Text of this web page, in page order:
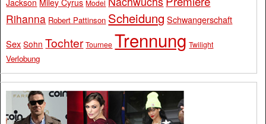
Jackson Miley Cyrus Model
Rihanna Robert Pattinson Scheidung Schwangerschaft
Sex Sohn Tochter Tournee Trennung Twilight
Verlobung